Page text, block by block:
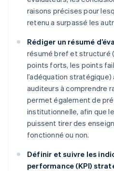
raisons précises pour
retenu a surpassé les
Rédiger un résumé
résumé bref et structuré
points forts, les points
l’adéquation
auditeurs à comprendre
permet également de
institutionnelle, afin que
puissent tirer des
fonctionné ou non.
Définir et suivre les
performance (KPI)